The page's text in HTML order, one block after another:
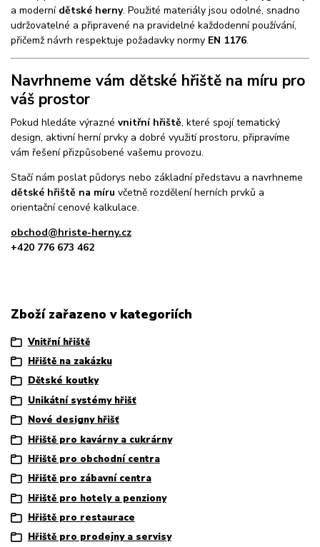
a moderní dětské herny. Použité materiály jsou odolné, snadno
udržovatelné a připravené na pravidelné každodenní používání,
přičemž návrh respektuje požadavky normy EN 1176.
Navrhneme vám dětské hřiště na míru pro
váš prostor
Pokud hledáte výrazné vnitřní hřiště, které spojí tematický
design, aktivní herní prvky a dobré využití prostoru, připravíme
vám řešení přizpůsobené vašemu provozu.
Stačí nám poslat půdorys nebo základní představu a navrhneme
dětské hřiště na míru včetně rozdělení herních prvků a
orientační cenové kalkulace.
obchod@hriste-herny.cz
+420 776 673 462
Zboží zařazeno v kategoriích
Vnitřní hřiště
Hřiště na zakázku
Dětské koutky
Unikátní systémy hřišť
Nové designy hřišť
Hřiště pro kavárny a cukrárny
Hřiště pro obchodní centra
Hřiště pro zábavní centra
Hřiště pro hotely a penziony
Hřiště pro restaurace
Hřiště pro prodejny a servisy